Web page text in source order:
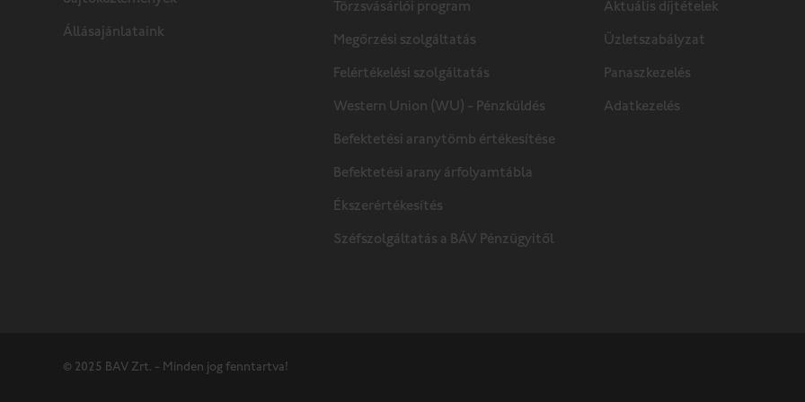
Állásajánlataink
Törzsvásárlói program
Megőrzési szolgáltatás
Felértékelési szolgáltatás
Western Union (WU) - Pénzküldés
Befektetési aranytömb­ értékesítése
Befektetési arany árfolyamtábla
Ékszerértékesítés
Széfszolgáltatás a BÁV Pénzügyitől
Aktuális díjtételek
Üzletszabályzat
Panaszkezelés
Adatkezelés
© 2025 BÁV Zrt. - Minden jog fenntartva!